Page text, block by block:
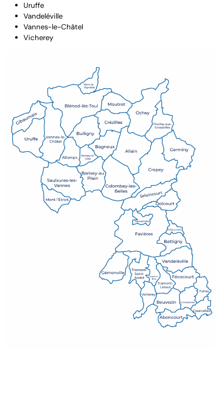
Uruffe
Vandeléville
Vannes-le-Châtel
Vicherey